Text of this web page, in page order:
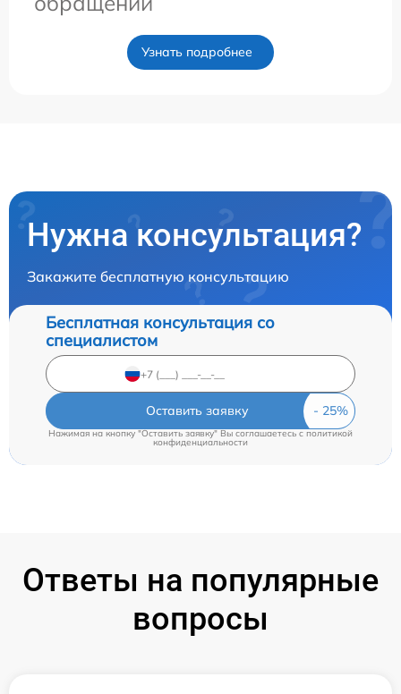
Узнать подробнее
Нужна консультация?
Закажите бесплатную консультацию
Бесплатная консультация со
специалистом
Оставить заявку
Нажимая на кнопку "Оставить заявку" Вы соглашаетесь c политикой
конфиденциальности
Ответы на популярные
вопросы